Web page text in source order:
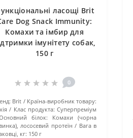
ласощі Brit
Dog Snack Immunity:
Комахи та імбир для
імунітету собак,
150 г
0
Brit
Країна-виробник товару:
Клас продукта: Суперпреміум
білок:
Комахи (чорна
лососевий протеїн
Вага в
кг: 150 г